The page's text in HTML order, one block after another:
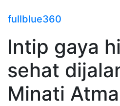
fullblue360
Intip gaya
sehat
Minati